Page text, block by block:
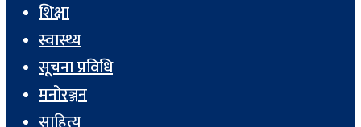
शिक्षा
स्वास्थ्य
सूचना प्रविधि
मनोरञ्जन